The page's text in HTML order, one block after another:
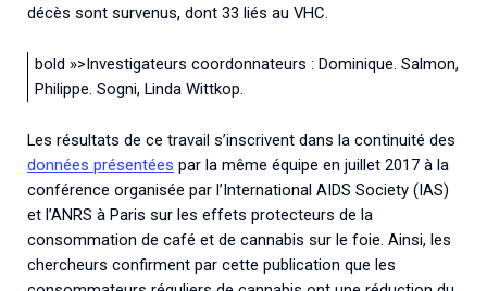
décès sont survenus, dont 33 liés au VHC.
bold »>Investigateurs coordonnateurs : Dominique. Salmon,
Philippe. Sogni, Linda Wittkop.
Les résultats de ce travail s’inscrivent dans la continuité des
données présentées par la même équipe en juillet 2017 à la
conférence organisée par l’International AIDS Society (IAS)
et l’ANRS à Paris sur les effets protecteurs de la
consommation de café et de cannabis sur le foie. Ainsi, les
chercheurs confirment par cette publication que les